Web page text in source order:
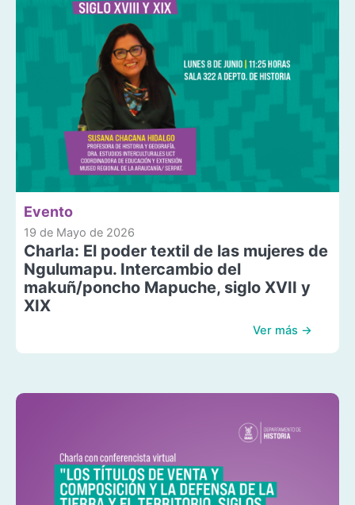
Evento
19 de Mayo de 2026
Charla: El poder textil de las mujeres de
Ngulumapu. Intercambio del
makuñ/poncho Mapuche, siglo XVII y
XIX
Ver más →